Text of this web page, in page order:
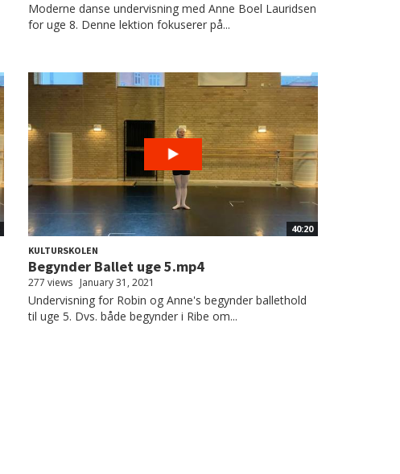
Moderne danse undervisning med Anne Boel Lauridsen
for uge 8. Denne lektion fokuserer på...
40:20
KULTURSKOLEN
Begynder Ballet uge 5.mp4
277 views January 31, 2021
Undervisning for Robin og Anne's begynder ballethold
til uge 5. Dvs. både begynder i Ribe om...